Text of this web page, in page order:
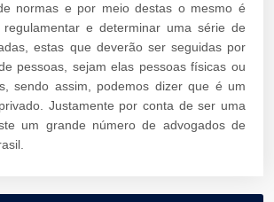
normas e por meio destas o mesmo é
regulamentar e determinar uma série de
estas que deverão ser seguidas por
pessoas, sejam elas pessoas físicas ou
sendo assim, podemos dizer que é um
Justamente por conta de ser uma
um grande número de advogados de